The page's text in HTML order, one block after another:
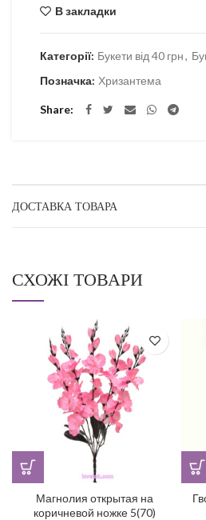
В закладки
Категорії: Букети від 40 грн,
Позначка: Хризантема
Share
ДОСТАВКА ТОВАРА
СХОЖІ ТОВАРИ
Магнолия открытая на
коричневой ножке 5(70)